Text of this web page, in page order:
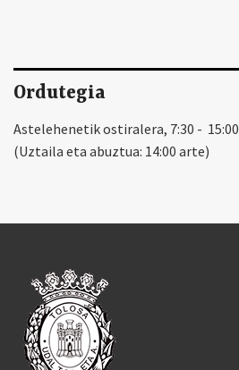
Ordutegia
Astelehenetik ostiralera, 7:30 - 15:00
(Uztaila eta abuztua: 14:00 arte)